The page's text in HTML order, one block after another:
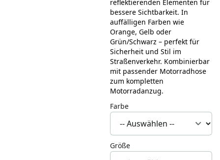
reflektierenden Elementen für
bessere Sichtbarkeit. In
auffälligen Farben wie
Orange, Gelb oder
Grün/Schwarz – perfekt für
Sicherheit und Stil im
Straßenverkehr. Kombinierbar
mit passender Motorradhose
zum kompletten
Motorradanzug.
Farbe
Größe